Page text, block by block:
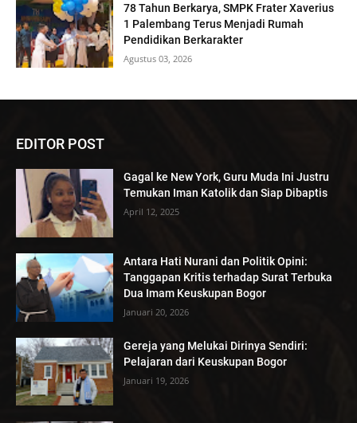
78 Tahun Berkarya, SMPK Frater Xaverius
1 Palembang Terus Menjadi Rumah
Pendidikan Berkarakter
Agustus 03, 2026
EDITOR POST
Gagal ke New York, Guru Muda Ini Justru
Temukan Iman Katolik dan Siap Dibaptis
April 12, 2025
Antara Hati Nurani dan Politik Opini:
Tanggapan Kritis terhadap Surat Terbuka
Dua Imam Keuskupan Bogor
Januari 20, 2026
Gereja yang Melukai Dirinya Sendiri:
Pelajaran dari Keuskupan Bogor
Januari 19, 2026